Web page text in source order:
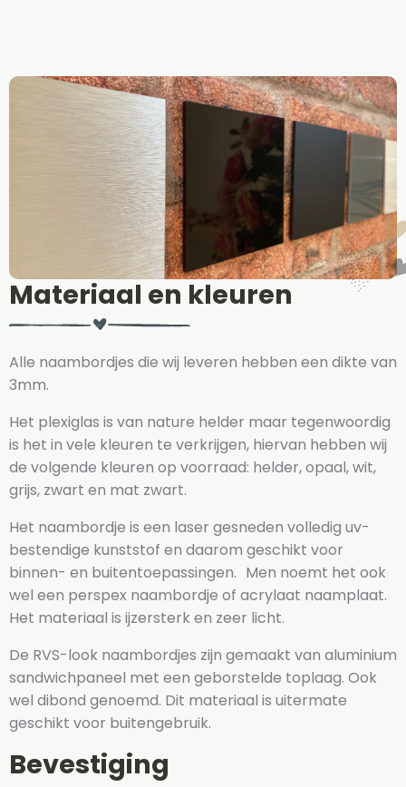
Materiaal en kleuren
Alle naambordjes die wij leveren hebben een dikte van
3mm.
Het plexiglas is van nature helder maar tegenwoordig
is het in vele kleuren te verkrijgen, hiervan hebben wij
de volgende kleuren op voorraad: helder, opaal, wit,
grijs, zwart en mat zwart.
Het naambordje is een laser gesneden volledig uv-
bestendige kunststof en daarom geschikt voor
binnen- en buitentoepassingen. Men noemt het ook
wel een perspex naambordje of acrylaat naamplaat.
Het materiaal is ijzersterk en zeer licht.
De RVS-look naambordjes zijn gemaakt van aluminium
sandwichpaneel met een geborstelde toplaag. Ook
wel dibond genoemd. Dit materiaal is uitermate
geschikt voor buitengebruik.
Bevestiging